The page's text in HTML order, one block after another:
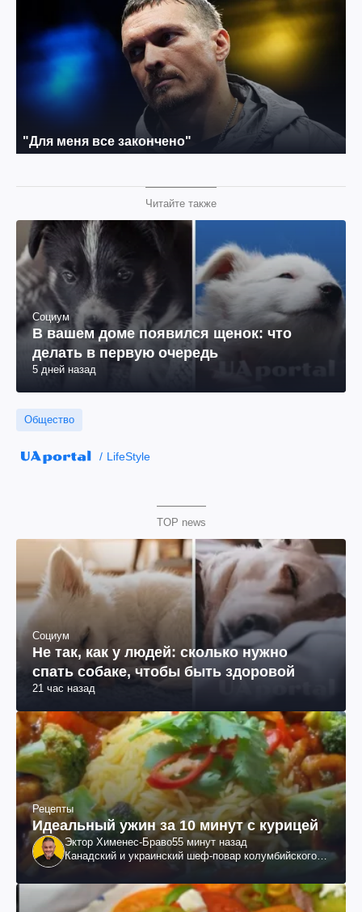
Читайте также
Социум
В вашем доме появился щенок: что
делать в первую очередь
5 дней назад
Общество
LifeStyle
TOP news
Социум
Не так, как у людей: сколько нужно
спать собаке, чтобы быть здоровой
21 час назад
Рецепты
Идеальный ужин за 10 минут с курицей
Эктор Хименес-Браво55 минут назад
Канадский и украинский шеф-повар колумбийского